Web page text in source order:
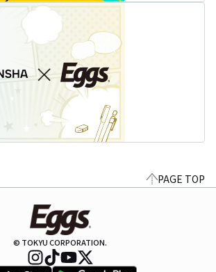
PAGE TOP
© TOKYU CORPORATION.